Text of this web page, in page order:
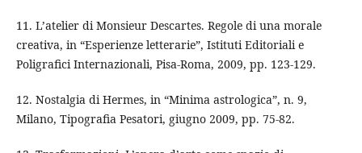
11. L’atelier di Monsieur Descartes. Regole di una morale
creativa, in “Esperienze letterarie”, Istituti Editoriali e
Poligrafici Internazionali, Pisa-Roma, 2009, pp. 123-129.
12. Nostalgia di Hermes, in “Minima astrologica”, n. 9,
Milano, Tipografia Pesatori, giugno 2009, pp. 75-82.